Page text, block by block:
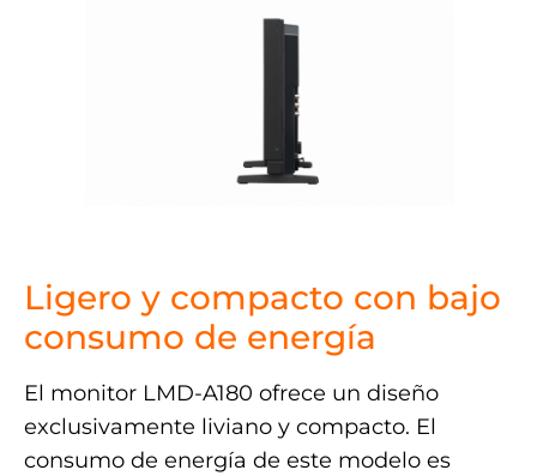
Ligero y compacto con bajo
consumo de energía
El monitor LMD-A180 ofrece un diseño
exclusivamente liviano y compacto. El
consumo de energía de este modelo es